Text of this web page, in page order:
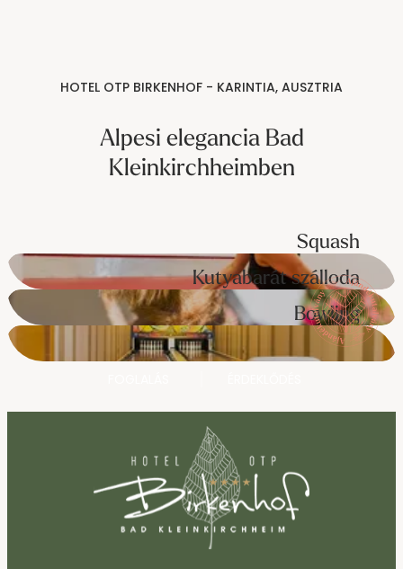
HOTEL OTP BIRKENHOF - KARINTIA, AUSZTRIA
Alpesi elegancia Bad
Kleinkirchheimben
Squash
Kutyabarát szálloda
Bowling